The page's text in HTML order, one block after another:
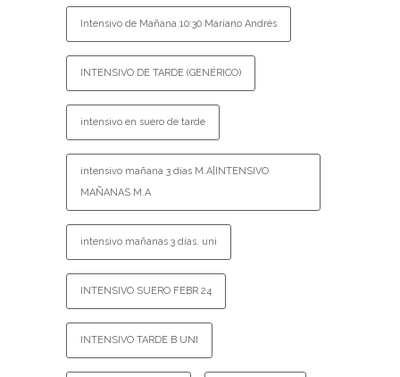
Intensivo de Mañana 10:30 Mariano Andrés
INTENSIVO DE TARDE (GENÉRICO)
intensivo en suero de tarde
intensivo mañana 3 días M.A|INTENSIVO
MAÑANAS M.A
intensivo mañanas 3 días. uni
INTENSIVO SUERO FEBR 24
INTENSIVO TARDE B UNI